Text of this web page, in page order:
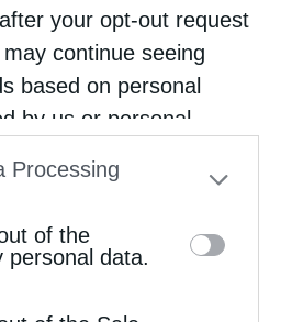
your opt-out request
continue seeing
based on personal
by us or personal
may separately opt-out
parties on the IAB’s list
This
be disclosed by us to
Processing
of the
personal data.